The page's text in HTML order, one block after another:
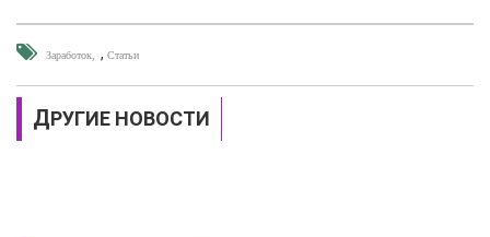
Заработок , Cтатьи
ДРУГИЕ НОВОСТИ